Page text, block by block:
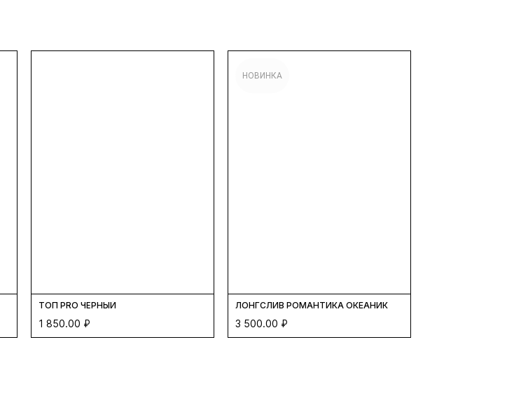
ТОП PRO ЧЁРНЫЙ
1 850.00 ₽
НОВИНКА
ЛОНГСЛИВ РОМАНТИКА ОКЕАНИК
3 500.00 ₽